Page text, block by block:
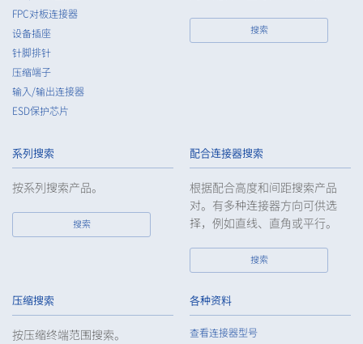
FPC对板连接器
设备插座
针脚排针
压缩端子
输入/输出连接器
ESD保护芯片
搜索
系列搜索
按系列搜索产品。
搜索
配合连接器搜索
根据配合高度和间距搜索产品
对。有多种连接器方向可供选
择，例如直线、直角或平行。
搜索
压缩搜索
按压缩终端范围搜索。
各种资料
查看连接器型号